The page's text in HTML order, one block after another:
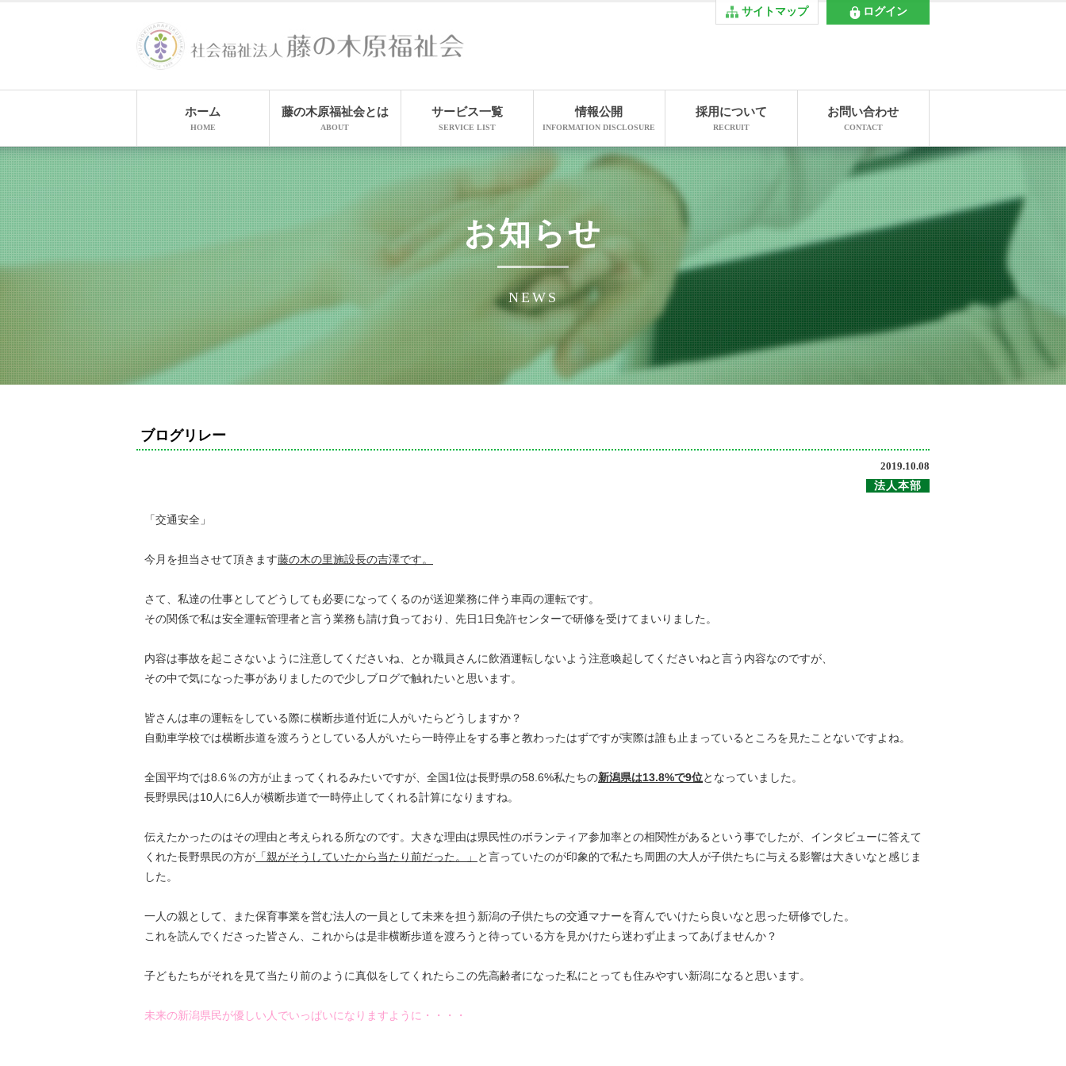
サイトマップ ログイン
ホーム
HOME
藤の木原福祉会とは
ABOUT
サービス一覧
SERVICE LIST
情報公開
INFORMATION DISCLOSURE
採用について
RECRUIT
お問い合わせ
CONTACT
お知らせ
NEWS
ブログリレー
2019.10.08
法人本部
「交通安全」
今月を担当させて頂きます藤の木の里施設長の吉澤です。
さて、私達の仕事としてどうしても必要になってくるのが送迎業務に伴う車両の運転です。
その関係で私は安全運転管理者と言う業務も請け負っており、先日1日免許センターで研修を受けてまいりました。
内容は事故を起こさないように注意してくださいね、とか職員さんに飲酒運転しないよう注意喚起してくださいねと言う内容なのですが、
その中で気になった事がありましたので少しブログで触れたいと思います。
皆さんは車の運転をしている際に横断歩道付近に人がいたらどうしますか？
自動車学校では横断歩道を渡ろうとしている人がいたら一時停止をする事と教わったはずですが実際は誰も止まっているところを見たことないですよね。
全国平均では8.6％の方が止まってくれるみたいですが、全国1位は長野県の58.6%私たちの新潟県は13.8%で9位となっていました。
長野県民は10人に6人が横断歩道で一時停止してくれる計算になりますね。
伝えたかったのはその理由と考えられる所なのです。大きな理由は県民性のボランティア参加率との相関性があるという事でしたが、インタビューに答えて
くれた長野県民の方が 「親がそうしていたから当たり前だった。」
と言っていたのが印象的で私たち周囲の大人が子供たちに与える影響は大きいなと感じま
した。
一人の親として、また保育事業を営む法人の一員として未来を担う新潟の子供たちの交通マナーを育んでいけたら良いなと思った研修でした。
これを読んでくださった皆さん、これからは是非横断歩道を渡ろうと待っている方を見かけたら迷わず止まってあげませんか？
子どもたちがそれを見て当たり前のように真似をしてくれたらこの先高齢者になった私にとっても住みやすい新潟になると思います。
未来の新潟県民が優しい人でいっぱいになりますように・・・・